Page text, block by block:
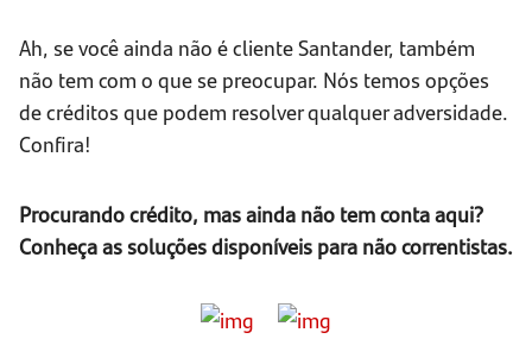
Ah, se você ainda não é cliente Santander, também
não tem com o que se preocupar. Nós temos opções
de créditos que podem resolver qualquer adversidade.
Confira!
Procurando crédito, mas ainda não tem conta aqui?
Conheça as soluções disponíveis para não correntistas.